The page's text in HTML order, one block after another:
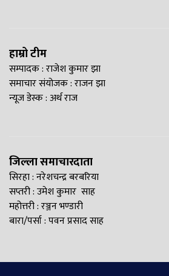
हाम्रो टीम
सम्पादक : राजेश कुमार झा
समाचार संयोजक : राजन झा
न्यूज डेस्क : अर्थ राज
जिल्ला समाचारदाता
सिरहा : नरेशचन्द्र बरबरिया
सप्तरी : उमेश कुमार साह
महोत्तरी : रञ्जन भण्डारी
बारा/पर्सा : पवन प्रसाद साह